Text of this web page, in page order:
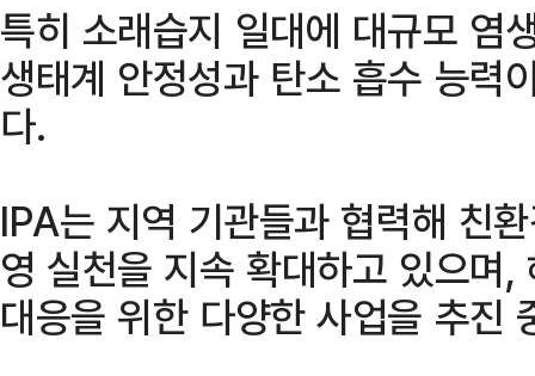
특히 소래습지 일대에 대규모 염
생태계 안정성과 탄소 흡수 능력
다.
IPA는 지역 기관들과 협력해 친
영 실천을 지속 확대하고 있으며
대응을 위한 다양한 사업을 추진